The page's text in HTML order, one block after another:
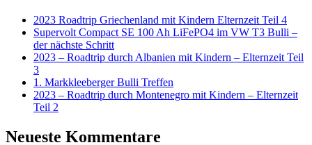
2023 Roadtrip Griechenland mit Kindern Elternzeit Teil 4
Supervolt Compact SE 100 Ah LiFePO4 im VW T3 Bulli –
der nächste Schritt
2023 – Roadtrip durch Albanien mit Kindern – Elternzeit Teil
3
1. Markkleeberger Bulli Treffen
2023 – Roadtrip durch Montenegro mit Kindern – Elternzeit
Teil 2
Neueste Kommentare